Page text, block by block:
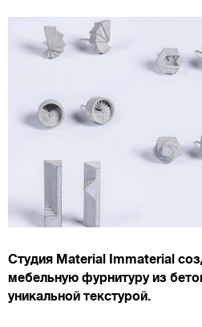
Студия Material Immaterial
мебельную фурнитуру из
уникальной текстурой.